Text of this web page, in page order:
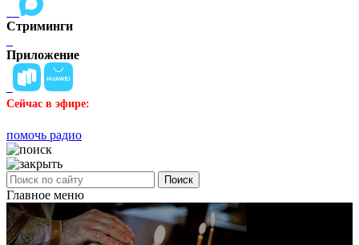
Стриминги
Приложение
Сейчас в эфире:
помочь радио
Поиск
Главное меню